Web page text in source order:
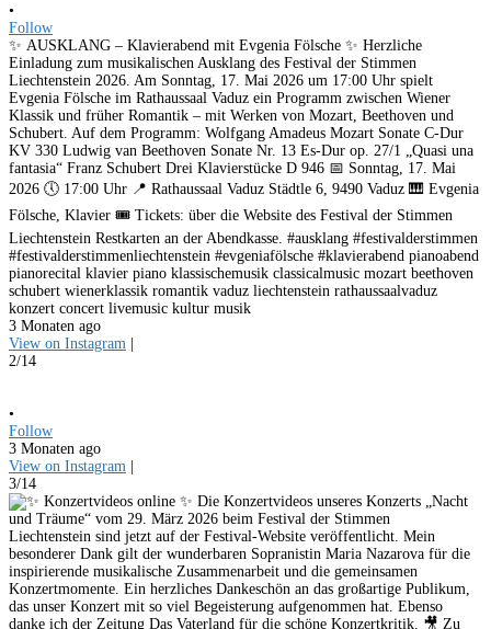
•
Follow
✨ AUSKLANG – Klavierabend mit Evgenia Fölsche ✨ Herzliche
Einladung zum musikalischen Ausklang des Festival der Stimmen
Liechtenstein 2026. Am Sonntag, 17. Mai 2026 um 17:00 Uhr spielt
Evgenia Fölsche im Rathaussaal Vaduz ein Programm zwischen Wiener
Klassik und früher Romantik – mit Werken von Mozart, Beethoven und
Schubert. Auf dem Programm: Wolfgang Amadeus Mozart Sonate C-Dur
KV 330 Ludwig van Beethoven Sonate Nr. 13 Es-Dur op. 27/1 „Quasi una
fantasia“ Franz Schubert Drei Klavierstücke D 946 📅 Sonntag, 17. Mai
2026 🕔 17:00 Uhr 📍 Rathaussaal Vaduz Städtle 6, 9490 Vaduz 🎹 Evgenia
Fölsche, Klavier 🎟️ Tickets: über die Website des Festival der Stimmen
Liechtenstein Restkarten an der Abendkasse. #ausklang #festivalderstimmen
#festivalderstimmenliechtenstein #evgeniafölsche #klavierabend pianoabend
pianorecital klavier piano klassischemusik classicalmusic mozart beethoven
schubert wienerklassik romantik vaduz liechtenstein rathaussaalvaduz
konzert concert livemusic kultur musik
3 Monaten ago
View on Instagram |
2/14
•
Follow
3 Monaten ago
View on Instagram |
3/14